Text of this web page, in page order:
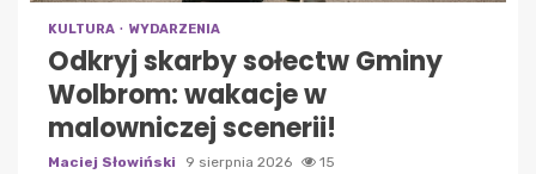
KULTURA WYDARZENIA
Odkryj skarby sołectw Gminy
Wolbrom: wakacje w
malowniczej scenerii!
Maciej Słowiński 9 sierpnia 2026 15